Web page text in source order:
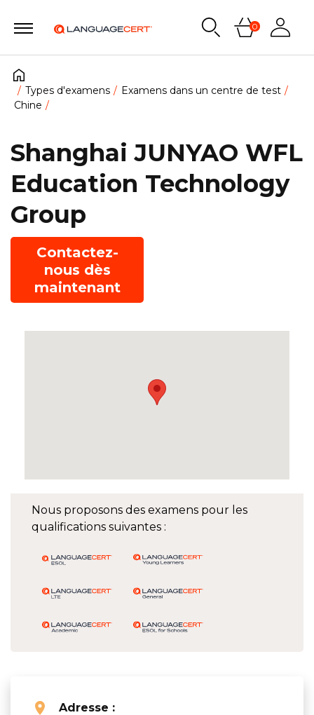
0
Types d'examens
Examens dans un centre de test
Chine
Nous proposons des examens pour les
qualifications suivantes :
Adresse :
Shanghai JUNYAO WFL
Education Technology
Group
Contactez-
nous dès
maintenant